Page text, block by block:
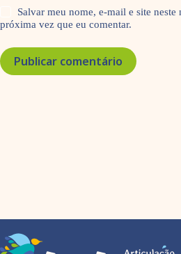
Salvar meu nome, e-mail e site neste
próxima vez que eu comentar.
Publicar comentário